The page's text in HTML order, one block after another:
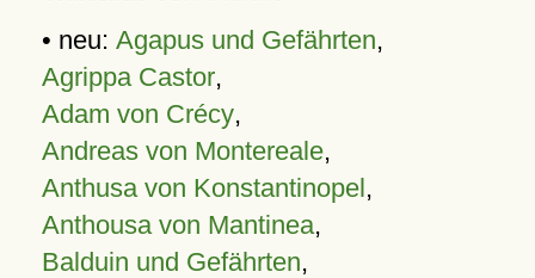
• neu: Agapus und Gefährten,
Agrippa Castor,
Adam von Crécy,
Andreas von Montereale,
Anthusa von Konstantinopel,
Anthousa von Mantinea,
Balduin und Gefährten,